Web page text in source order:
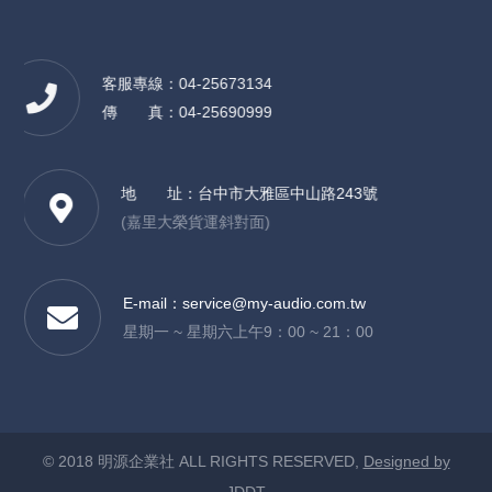
客服專線：04-25673134
傳 真：04-25690999
地 址：台中市大雅區中山路243號
(嘉里大榮貨運斜對面)
E-mail：service@my-audio.com.tw
星期一 ~ 星期六上午9：00 ~ 21：00
© 2018 明源企業社 ALL RIGHTS RESERVED, Designed by